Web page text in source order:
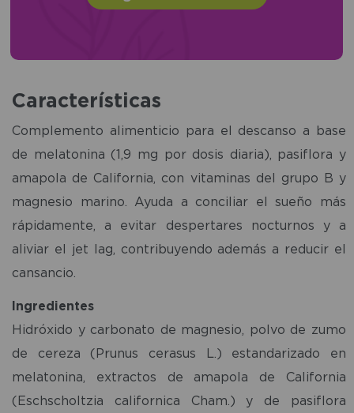
Características
Complemento alimenticio para el descanso a base
de melatonina (1,9 mg por dosis diaria), pasiflora y
amapola de California, con vitaminas del grupo B y
magnesio marino. Ayuda a conciliar el sueño más
rápidamente, a evitar despertares nocturnos y a
aliviar el jet lag, contribuyendo además a reducir el
cansancio.
Ingredientes
Hidróxido y carbonato de magnesio, polvo de zumo
de cereza (Prunus cerasus L.) estandarizado en
melatonina, extractos de amapola de California
(Eschscholtzia californica Cham.) y de pasiflora